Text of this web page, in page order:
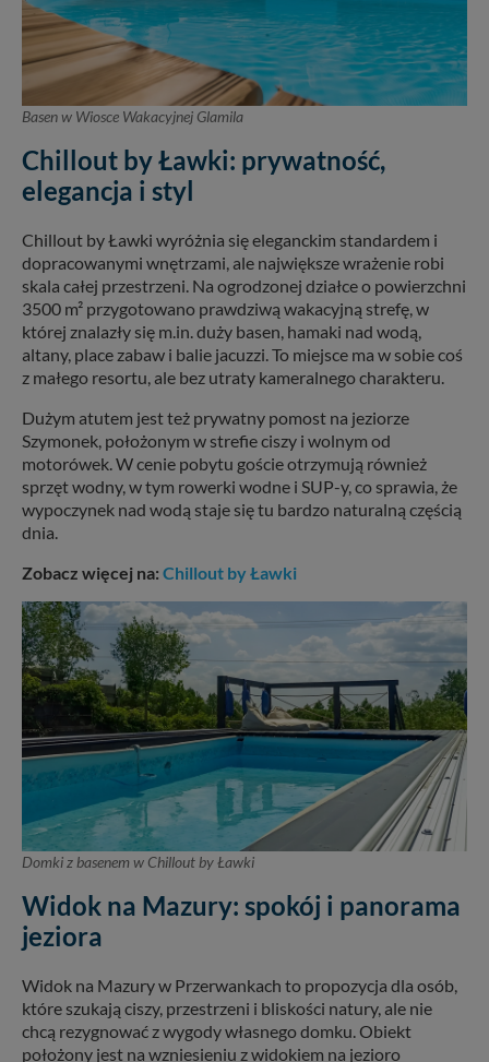
Basen w Wiosce Wakacyjnej Glamila
Chillout by Ławki: prywatność,
elegancja i styl
Chillout by Ławki wyróżnia się eleganckim standardem i
dopracowanymi wnętrzami, ale największe wrażenie robi
skala całej przestrzeni. Na ogrodzonej działce o powierzchni
3500 m² przygotowano prawdziwą wakacyjną strefę, w
której znalazły się m.in. duży basen, hamaki nad wodą,
altany, place zabaw i balie jacuzzi. To miejsce ma w sobie coś
z małego resortu, ale bez utraty kameralnego charakteru.
Dużym atutem jest też prywatny pomost na jeziorze
Szymonek, położonym w strefie ciszy i wolnym od
motorówek. W cenie pobytu goście otrzymują również
sprzęt wodny, w tym rowerki wodne i SUP-y, co sprawia, że
wypoczynek nad wodą staje się tu bardzo naturalną częścią
dnia.
Zobacz więcej na: Chillout by Ławki
Domki z basenem w Chillout by Ławki
Widok na Mazury: spokój i panorama
jeziora
Widok na Mazury w Przerwankach to propozycja dla osób,
które szukają ciszy, przestrzeni i bliskości natury, ale nie
chcą rezygnować z wygody własnego domku. Obiekt
położony jest na wzniesieniu z widokiem na jezioro